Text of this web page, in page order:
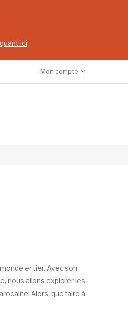
ici
Mon compte
entier. Avec son
nous allons explorer les
Alors, que faire à